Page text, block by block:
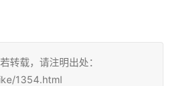
转载，请注明出处：
1354.html